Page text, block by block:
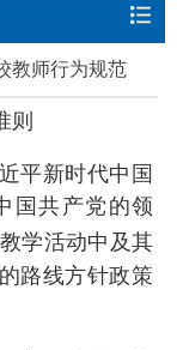
教师行为规范
则
平新时代中国
国共产党的领
学活动中及其
路线方针政策